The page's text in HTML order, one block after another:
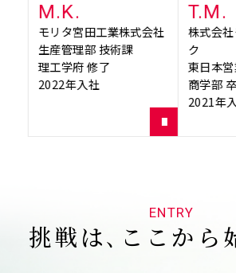
M.K.
モリタ宮田工業株式会社
生産管理部 技術課
理工学府 修了
2022年入社
T.M.
株式会
ク
東日本
商学部 卒
2021年
ENTRY
挑戦は､ここから